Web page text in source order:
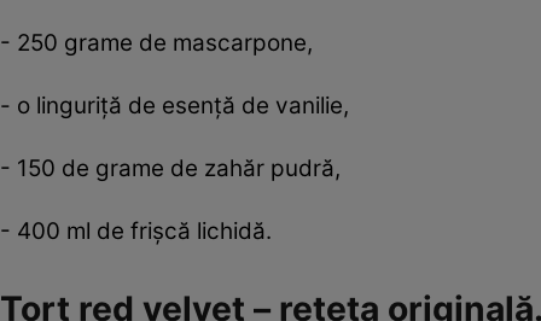
- 250 grame de mascarpone,
- o linguriţă de esenţă de vanilie,
- 150 de grame de zahăr pudră,
- 400 ml de frişcă lichidă.
Tort red velvet – reţeta